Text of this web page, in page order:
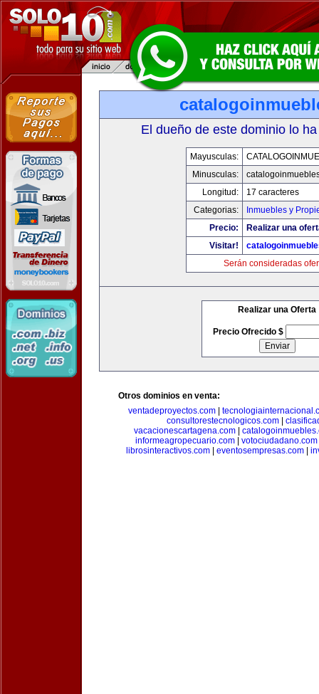
El dueño de este dominio lo
Mayusculas:
Minusculas:
Longitud:
17 caracteres
Categorias:
Inmuebles y
Precio:
Realizar una
Visitar!
Serán consideradas
Realizar una Oferta
Precio Ofrecido $
Otros dominios en venta:
ventadeproyectos.com|
consultorestecnologicos.com
vacacionescartagena.com
informeagropecuario.com| votociudadano.com
librosinteractivos.com| eventosempresas.com|